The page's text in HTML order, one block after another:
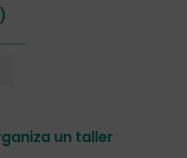
un taller